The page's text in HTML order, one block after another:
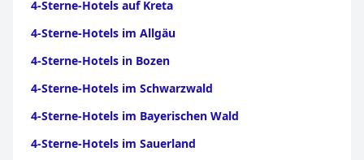
4-Sterne-Hotels auf Kreta
4-Sterne-Hotels im Allgäu
4-Sterne-Hotels in Bozen
4-Sterne-Hotels im Schwarzwald
4-Sterne-Hotels im Bayerischen Wald
4-Sterne-Hotels im Sauerland